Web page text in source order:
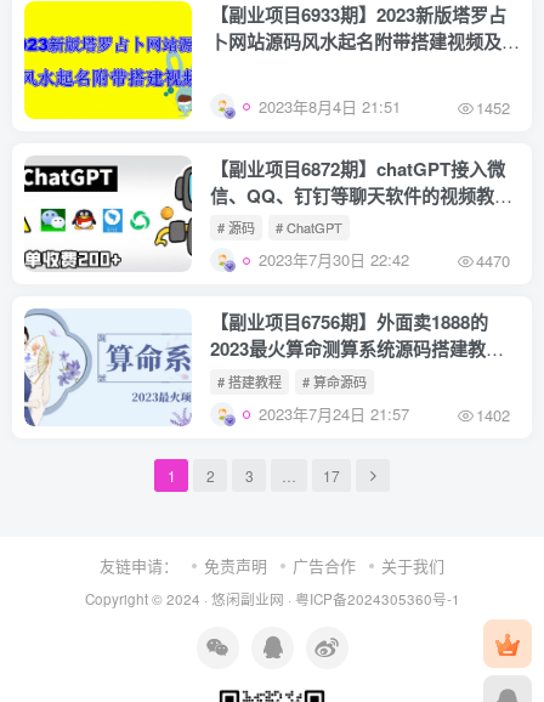
【副业项目6933期】2023新版塔罗占
卜网站源码风水起名附带搭建视频及文
2023年8月4日 21:51 1452
【副业项目6872期】chatGPT接入微
信、QQ、钉钉等聊天软件的视频教程
和源码，单次收费200+
# 源码 # ChatGPT
2023年7月30日 22:42 4470
【副业项目6756期】外面卖1888的
2023最火算命测算系统源码搭建教程
【源码+教程】
# 搭建教程 # 算命源码
2023年7月24日 21:57 1402
1 2 3 17
友链申请： 免责声明 广告合作 关于我们
Copyright © 2024 · 悠闲副业网 · 粤ICP备2024305360号-1